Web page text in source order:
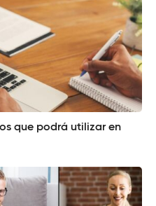
que podrá utilizar en